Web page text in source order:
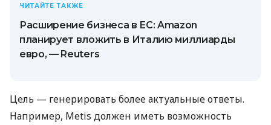
ЧИТАЙТЕ ТАКЖЕ
Расширение бизнеса в ЕС: Amazon
планирует вложить в Италию миллиарды
евро, — Reuters
Цель — генерировать более актуальные ответы.
Например, Metis должен иметь возможность